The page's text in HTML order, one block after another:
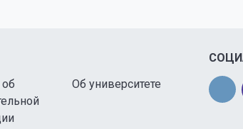
Об университете